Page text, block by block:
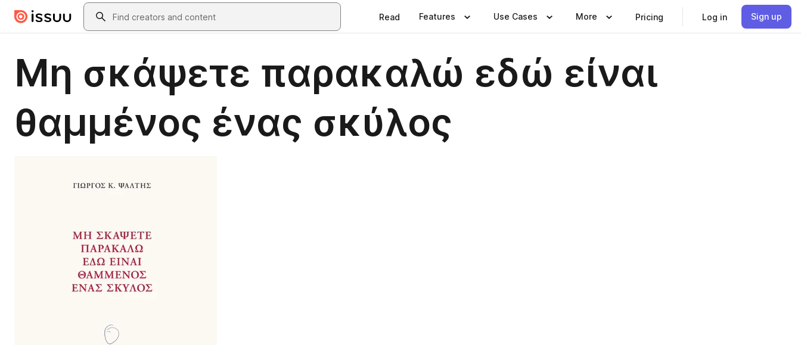
Skip to main contentSearch
Read Features Use Cases More Pricing Log in Sign up
Μη σκάψετε παρακαλώ εδώ είναι
θαμμένος ένας σκύλος